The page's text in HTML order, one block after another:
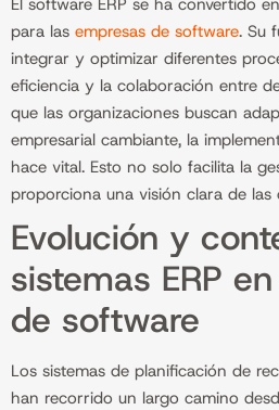
para las empresas de software. Su
integrar y optimizar diferentes
eficiencia y la colaboración entre
que las organizaciones buscan
empresarial cambiante, la
hace vital. Esto no solo facilita la
proporciona una visión clara de las
Evolución y
sistemas ERP
de software
Los sistemas de planificación de
han recorrido un largo camino